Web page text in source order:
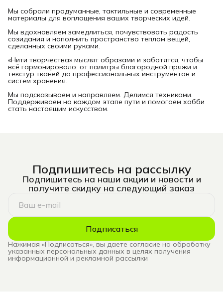
Мы собрали продуманные, тактильные и современные
материалы для воплощения ваших творческих идей.
Мы вдохновляем замедлиться, почувствовать радость
созидания и наполнить пространство теплом вещей,
сделанных своими руками.
«Нити творчества» мыслят образами и заботятся, чтобы
всё гармонировало: от палитры благородной пряжи и
текстур тканей до профессиональных инструментов и
систем хранения.
Мы подсказываем и направляем. Делимся техниками.
Поддерживаем на каждом этапе пути и помогаем хобби
стать настоящим искусством.
Подпишитесь на рассылку
Подпишитесь на наши акции и новости и
получите скидку на следующий заказ
Подписаться
Нажимая «Подписаться», вы даете согласие на обработку
указанных персональных данных в целях получения
информационной и рекламной рассылки